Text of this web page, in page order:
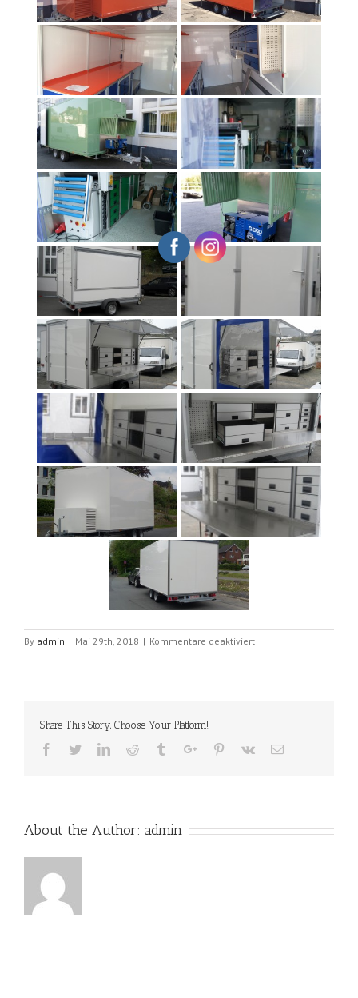
By admin | Mai 29th, 2018 | Kommentare deaktiviertfür
Share This Story, Choose Your Platform!
Facebook
TwitterLinkedinReddit TumblrGoogle+Pinterest
Vk Email
About the Author: admin